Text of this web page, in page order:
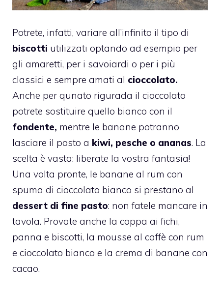
Potrete, infatti, variare all’infinito il tipo di
biscotti utilizzati optando ad esempio per
gli amaretti, per i savoiardi o per i più
classici e sempre amati al cioccolato.
Anche per qunato rigurada il cioccolato
potrete sostituire quello bianco con il
fondente, mentre le banane potranno
lasciare il posto a kiwi, pesche o ananas. La
scelta è vasta: liberate la vostra fantasia!
Una volta pronte, le banane al rum con
spuma di cioccolato bianco si prestano al
dessert di fine pasto: non fatele mancare in
tavola. Provate anche la coppa ai fichi,
panna e biscotti, la mousse al caffè con rum
e cioccolato bianco e la crema di banane con
cacao.